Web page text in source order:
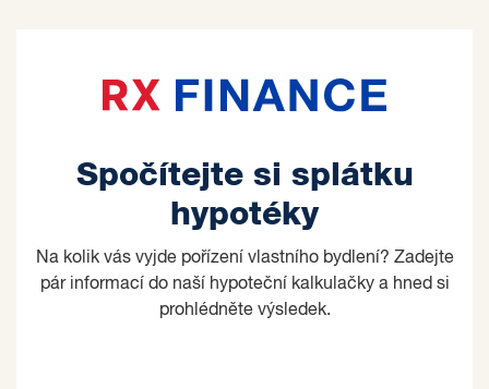
Spočítejte si splátku
hypotéky
Na kolik vás vyjde pořízení vlastního bydlení? Zadejte
pár informací do naší hypoteční kalkulačky a hned si
prohlédněte výsledek.